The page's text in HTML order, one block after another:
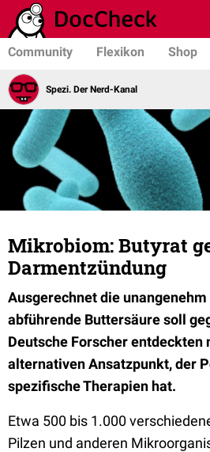
Community Flexikon Shop
Spezi. Der Nerd-Kanal
Mikrobiom: Butyrat
Darmentzündung
Ausgerechnet die
abführende Buttersäure soll
Deutsche Forscher entdeckten
alternativen Ansatzpunkt, der
spezifische Therapien hat.
Etwa 500 bis 1.000
Pilzen und anderen